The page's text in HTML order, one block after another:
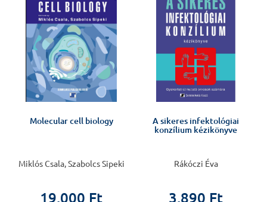
Molecular cell biology
Miklós Csala, Szabolcs Sipeki
19.000 Ft
A sikeres infektológiai
konzílium kézikönyve
Rákóczi Éva
3.890 Ft